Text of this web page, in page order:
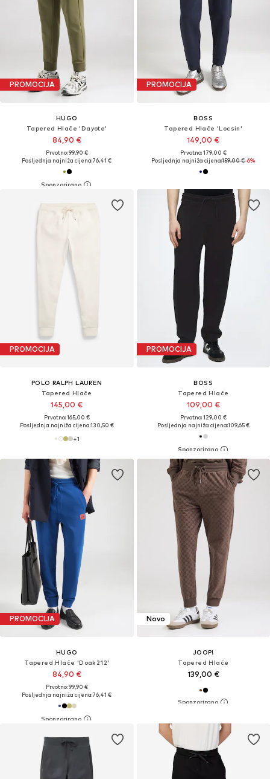
PROMOCIJA
HUGO
Tapered Hlače 'Dayote'
84,90 €
Prvotno: 99,90 €
Posljednja najniža cijena:76,41 €
PROMOCIJA
BOSS
Tapered Hlače 'Locsin'
149,00 €
Prvotno: 179,00 €
Posljednja najniža cijena:159,00 €-6%
PROMOCIJA
POLO RALPH LAUREN
Tapered Hlače
145,00 €
Prvotno: 165,00 €
Posljednja najniža cijena:130,50 €
+1
PROMOCIJA
BOSS
Tapered Hlače
109,00 €
Prvotno: 129,00 €
Posljednja najniža cijena:109,65 €
PROMOCIJA
HUGO
Tapered Hlače 'Doak212'
84,90 €
Prvotno: 99,90 €
Posljednja najniža cijena:76,41 €
Novo
JOOP!
Tapered Hlače
139,00 €